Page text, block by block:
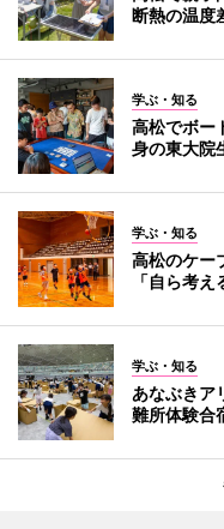
断熱の温度
学ぶ・知る
高松でボー
身の東大院
学ぶ・知る
高松のケー
「自ら考
学ぶ・知る
あなぶきア
難所体験合